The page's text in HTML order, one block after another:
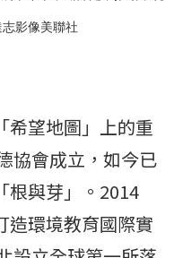
影像美聯社
希望地圖」上的重
協會成立，如今已
根與芽」。2014
造環境教育國際實